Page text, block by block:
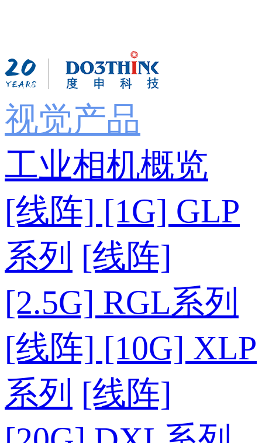
视觉产品
工业相机概览
[线阵] [1G] GLP
系列 [线阵]
[2.5G] RGL系列
[线阵] [10G] XLP
系列 [线阵]